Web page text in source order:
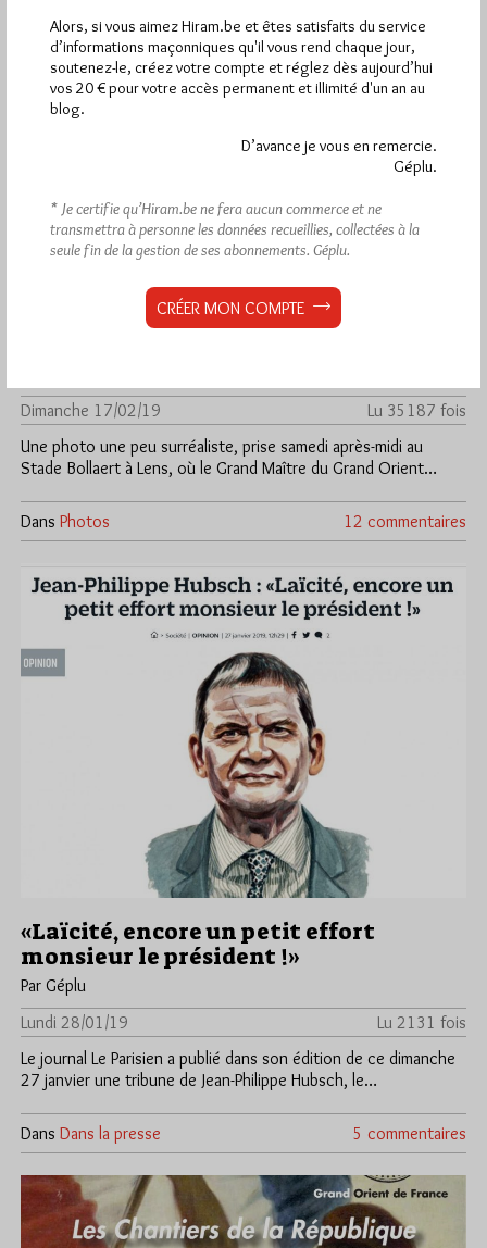
La photo maçonnique du dimanche 17
Dimanche 17/02/19
Lu 35187 fois
Une photo une peu surréaliste, prise samedi après-midi au
Stade Bollaert à Lens, où le Grand Maître du Grand Orient…
Dans Photos 12 commentaires
«Laïcité, encore un petit effort
monsieur le président !»
Par Géplu
Lundi 28/01/19
Lu 2131 fois
Le journal Le Parisien a publié dans son édition de ce dimanche
27 janvier une tribune de Jean-Philippe Hubsch, le…
Dans Dans la presse 5 commentaires
Alors, si vous aimez Hiram.be et êtes satisfaits du service
d’informations maçonniques qu'il vous rend chaque jour,
soutenez-le, créez votre compte et réglez dès aujourd’hui
vos 20 € pour votre accès permanent et illimité d'un an au
blog.
D’avance je vous en remercie.
Géplu.
* Je certifie qu’Hiram.be ne fera aucun commerce et ne
transmettra à personne les données recueillies, collectées à la
seule fin de la gestion de ses abonnements. Géplu.
CRÉER MON COMPTE